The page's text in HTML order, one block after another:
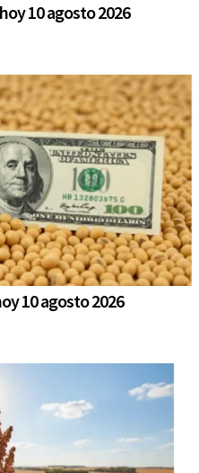
10 agosto 2026
10 agosto 2026